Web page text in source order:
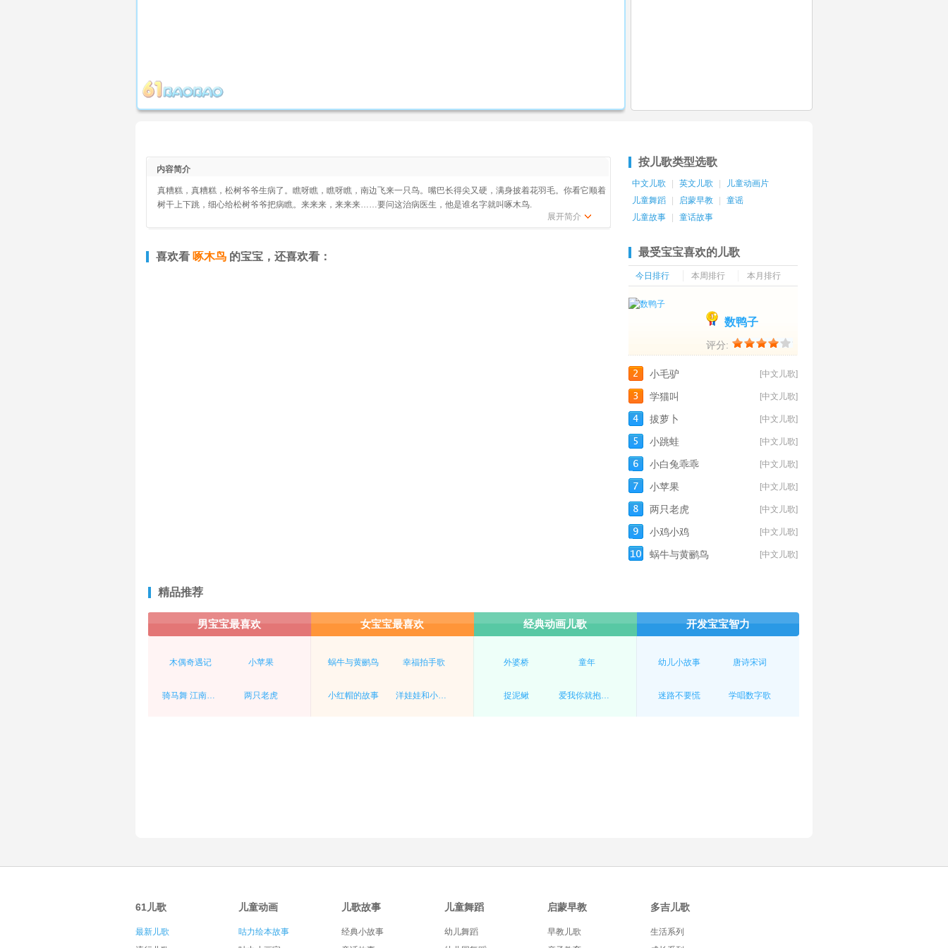
内容简介
真糟糕，真糟糕，松树爷爷生病了。瞧呀瞧，瞧呀瞧，南边飞来一只鸟。嘴巴长得尖又硬，满身披着花羽毛。你看它顺着
树干上下跳，细心给松树爷爷把病瞧。来来来，来来来……要问这治病医生，他是谁名字就叫啄木鸟.
展开简介
喜欢看 啄木鸟 的宝宝，还喜欢看：
按儿歌类型选歌
中文儿歌 英文儿歌
儿童动画片
儿童舞蹈
启蒙早教
童谣
儿童故事
童话故事
最受宝宝喜欢的儿歌
今日排行 本周排行 本月排行
数鸭子
评分:
[中文儿歌]
小毛驴
[中文儿歌]
学猫叫
[中文儿歌]
拔萝卜
[中文儿歌]
小跳蛙
[中文儿歌]
小白兔乖乖
[中文儿歌]
小苹果
[中文儿歌]
两只老虎
[中文儿歌]
小鸡小鸡
[中文儿歌]
蜗牛与黄鹂鸟
精品推荐
男宝宝最喜欢 女宝宝最喜欢 经典动画儿歌 开发宝宝智力
木偶奇遇记 小苹果
骑马舞 江南style 两只老虎
蜗牛与黄鹂鸟 幸福拍手歌
小红帽的故事 洋娃娃和小熊跳舞
外婆桥 童年
捉泥鳅 爱我你就抱抱我
幼儿小故事 唐诗宋词
迷路不要慌 学唱数字歌
61儿歌
最新儿歌
儿童动画
咕力绘本故事
儿歌故事
经典小故事
儿童舞蹈
幼儿舞蹈
启蒙早教
早教儿歌
多吉儿歌
生活系列